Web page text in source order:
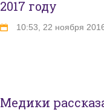
2017 году
10:53, 22 ноября
Медики